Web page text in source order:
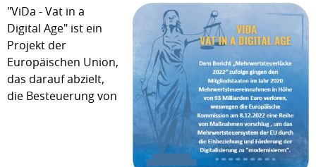
"ViDa - Vat in a
Digital Age" ist ein
Projekt der
Europäischen Union,
das darauf abzielt,
die Besteuerung von